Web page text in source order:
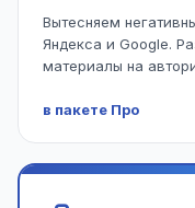
Вытесняем
Яндекса и Google.
материалы на
в пакете Про